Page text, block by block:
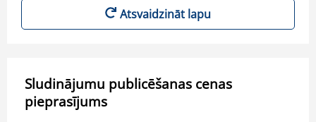
Atsvaidzināt lapu
Sludinājumu publicēšanas cenas
pieprasījums